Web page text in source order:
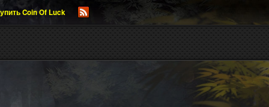
Coin Of Luck